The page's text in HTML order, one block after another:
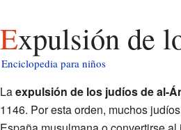
Expulsión de
Enciclopedia para niños
Laexpulsión de los judíos de al-
1146. Por esta orden, muchos